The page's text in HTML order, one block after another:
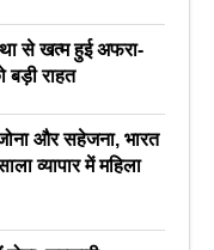
से खत्म हुई अफरा-
बड़ी राहत
और सहेजना, भारत
व्यापार में महिला